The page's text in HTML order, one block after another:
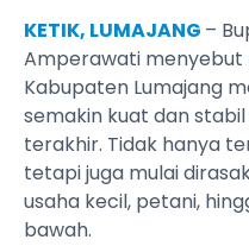
KETIK, LUMAJANG –
Amperawati
Kabupaten Lumajang
semakin kuat dan
terakhir. Tidak hanya
tetapi juga mulai
usaha kecil, petani,
bawah.